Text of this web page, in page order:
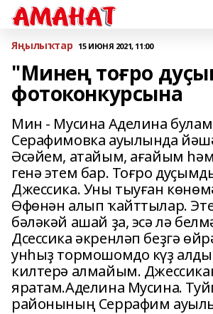
Яңылыҡтар 15 ИЮНЯ 2021, 11:00
"Минең тоғро
фотоконкурсына
Мин - Мусина Аделина
Серафимовка ауылында
Әсәйем, атайым, ағайым
генә этем бар. Тоғро
Джессика. Уны тыуған
Өфөнән алып ҡайттылар.
бәләкәй ашай ҙа, эсә лә
Дсессика әкренләп беҙгә
унһыҙ тормошомдо күҙ
килтерә алмайым.
яратам.Аделина Мусина.
районының Серрафим